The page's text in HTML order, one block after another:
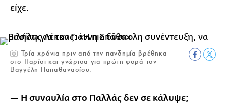
είχε.
Τρία χρόνια πριν από την πανδημία βρέθηκα
στο Παρίσι και γνώρισα για πρώτη φορά τον
Βαγγέλη Παπαθανασίου.
— Η συναυλία στο Παλλάς δεν σε κάλυψε;